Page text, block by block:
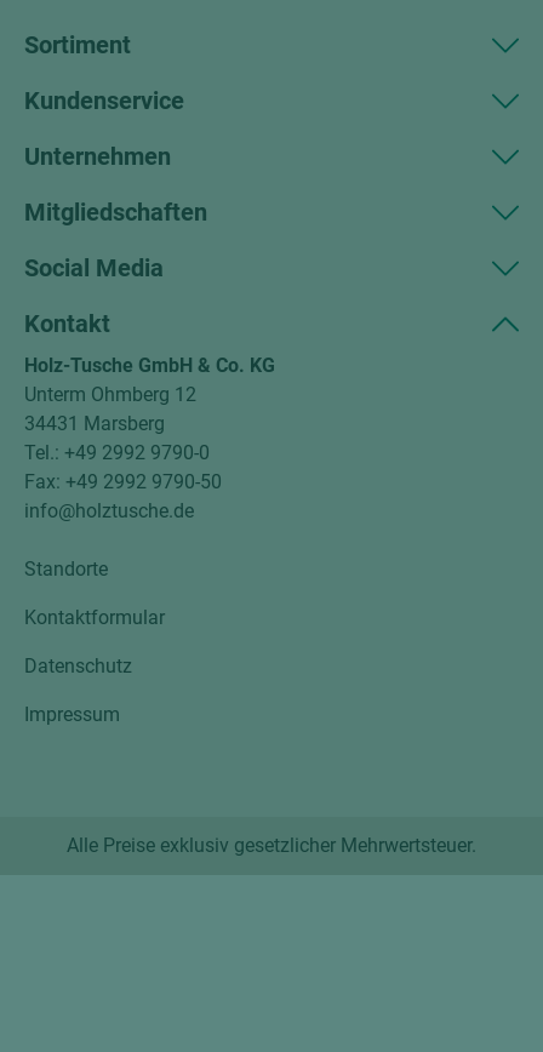
Sortiment
Kundenservice
Unternehmen
Mitgliedschaften
Social Media
Kontakt
Holz-Tusche GmbH & Co. KG
Unterm Ohmberg 12
34431 Marsberg
Tel.: +49 2992 9790-0
Fax: +49 2992 9790-50
info@holztusche.de
Standorte
Kontaktformular
Datenschutz
Impressum
Alle Preise exklusiv gesetzlicher Mehrwertsteuer.